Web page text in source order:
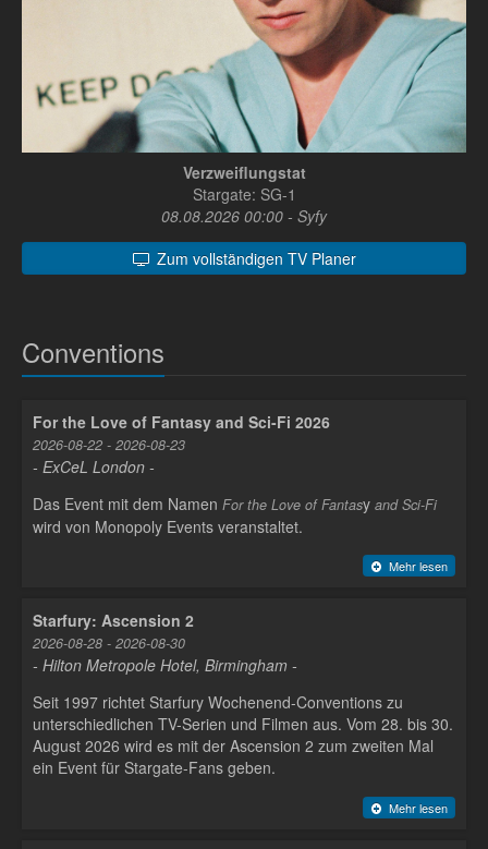
Verzweiflungstat
Stargate: SG-1
08.08.2026 00:00 - Syfy
Zum vollständigen TV Planer
Conventions
For the Love of Fantasy and Sci-Fi 2026
2026-08-22 - 2026-08-23
- ExCeL London -
Das Event mit dem Namen For the Love of Fantasy and Sci-Fi
wird von Monopoly Events veranstaltet.
Mehr lesen
Starfury: Ascension 2
2026-08-28 - 2026-08-30
- Hilton Metropole Hotel, Birmingham -
Seit 1997 richtet Starfury Wochenend-Conventions zu
unterschiedlichen TV-Serien und Filmen aus. Vom 28. bis 30.
August 2026 wird es mit der Ascension 2 zum zweiten Mal
ein Event für Stargate-Fans geben.
Mehr lesen